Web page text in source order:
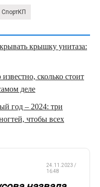
СпортКП
крышку унитаза:
сколько стоит
деле
год – 2024: три
чтобы всех
24.11.2023 /
16:48